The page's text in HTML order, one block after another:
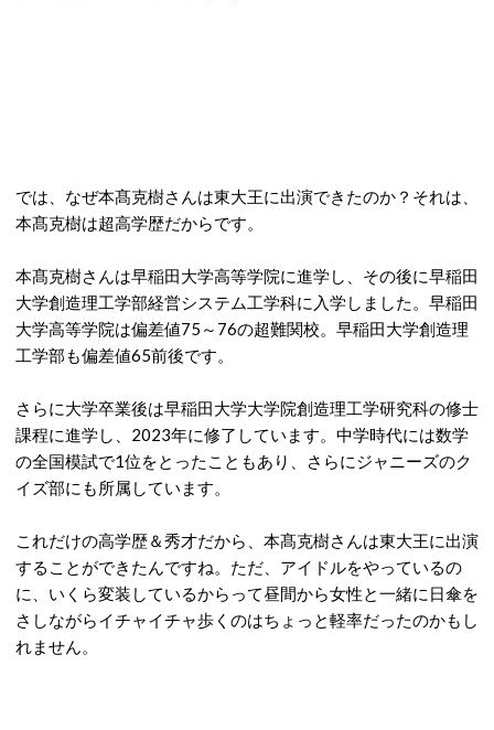
では、なぜ本髙克樹さんは東大王に出演できたのか？それは、
本髙克樹は超高学歴だからです。
本髙克樹さんは早稲田大学高等学院に進学し、その後に早稲田
大学創造理工学部経営システム工学科に入学しました。早稲田
大学高等学院は偏差値75～76の超難関校。早稲田大学創造理
工学部も偏差値65前後です。
さらに大学卒業後は早稲田大学大学院創造理工学研究科の修士
課程に進学し、2023年に修了しています。中学時代には数学
の全国模試で1位をとったこともあり、さらにジャニーズのク
イズ部にも所属しています。
これだけの高学歴＆秀才だから、本髙克樹さんは東大王に出演
することができたんですね。ただ、アイドルをやっているの
に、いくら変装しているからって昼間から女性と一緒に日傘を
さしながらイチャイチャ歩くのはちょっと軽率だったのかもし
れません。